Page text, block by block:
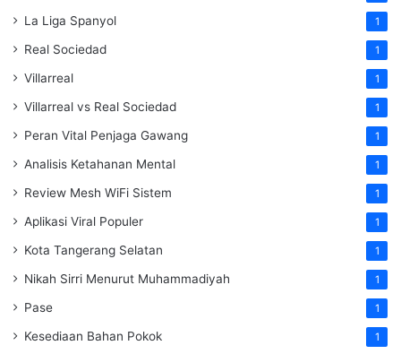
La Liga Spanyol 1
Real Sociedad 1
Villarreal 1
Villarreal vs Real Sociedad 1
Peran Vital Penjaga Gawang 1
Analisis Ketahanan Mental 1
Review Mesh WiFi Sistem 1
Aplikasi Viral Populer 1
Kota Tangerang Selatan 1
Nikah Sirri Menurut Muhammadiyah 1
Pase 1
Kesediaan Bahan Pokok 1